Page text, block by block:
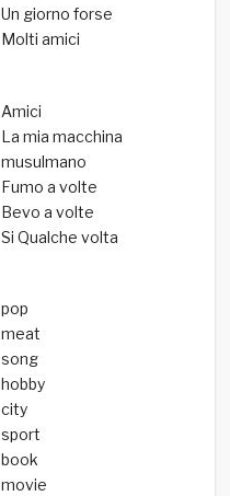
Un giorno forse
Molti amici
Amici
La mia macchina
musulmano
Fumo a volte
Bevo a volte
Si Qualche volta
pop
meat
song
hobby
city
sport
book
movie